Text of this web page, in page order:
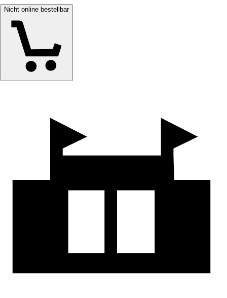
Nicht online bestellbar